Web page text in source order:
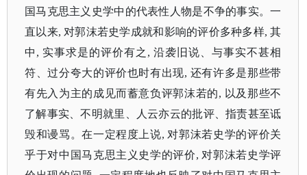
国马克思主义史学中的代表性人物是不争的事实。一
直以来, 对郭沫若史学成就和影响的评价多种多样, 其
中, 实事求是的评价有之, 沿袭旧说、与事实不甚相
符、过分夸大的评价也时有出现, 还有许多是那些带
有先入为主的成见而蓄意负评郭沫若的, 以及那些不
了解事实、不明就里、人云亦云的批评、指责甚至诋
毁和谩骂。在一定程度上说, 对郭沫若史学的评价关
乎于对中国马克思主义史学的评价, 对郭沫若史学评